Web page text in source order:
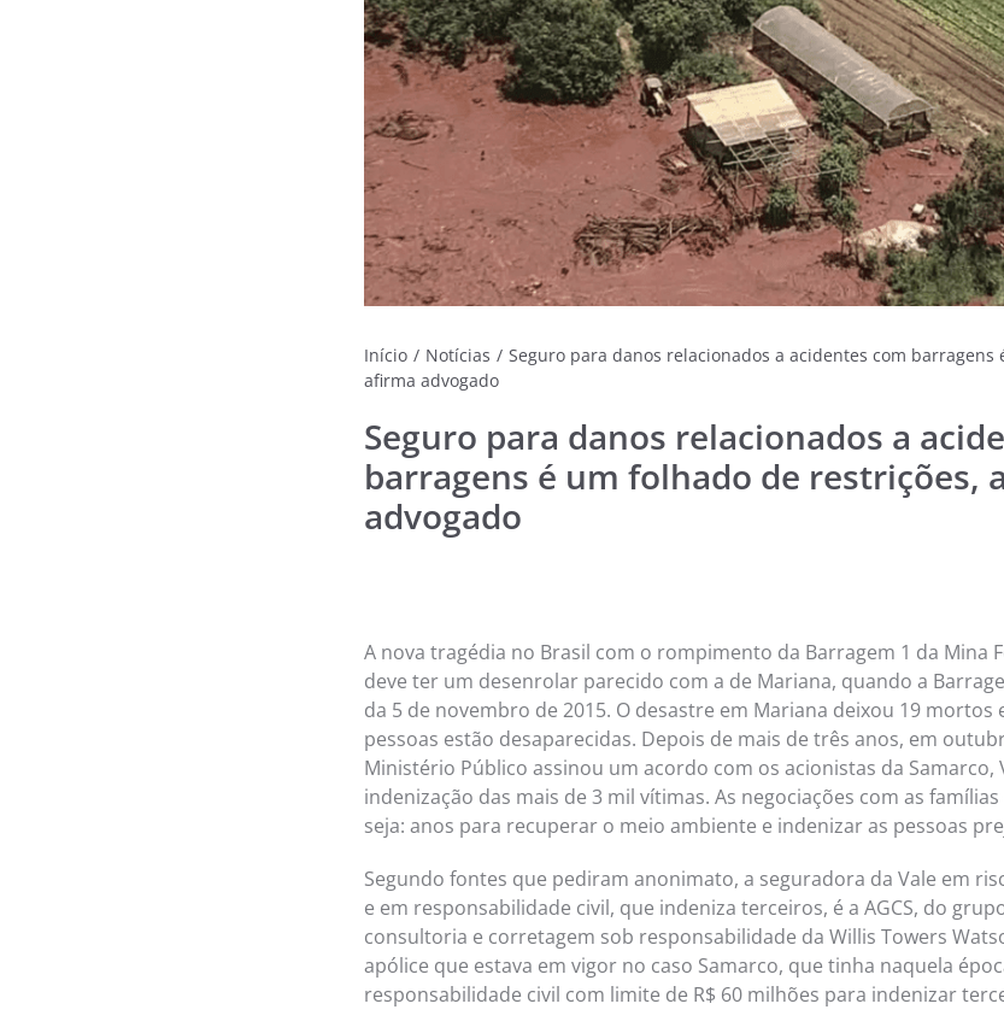
Início / Notícias / Seguro para danos relacionados a acidentes com
afirma advogado
Seguro para danos relacionados a
barragens é um folhado de restrições,
advogado
A nova tragédia no Brasil com o rompimento da Barragem 1 da Mina
deve ter um desenrolar parecido com a de Mariana, quando a
da 5 de novembro de 2015. O desastre em Mariana deixou 19 mortos
pessoas estão desaparecidas. Depois de mais de três anos, em
Ministério Público assinou um acordo com os acionistas da Samarco,
indenização das mais de 3 mil vítimas. As negociações com as
seja: anos para recuperar o meio ambiente e indenizar as pessoas
Segundo fontes que pediram anonimato, a seguradora da Vale em
e em responsabilidade civil, que indeniza terceiros, é a AGCS, do
consultoria e corretagem sob responsabilidade da Willis Towers
apólice que estava em vigor no caso Samarco, que tinha naquela
responsabilidade civil com limite de R$ 60 milhões para indenizar